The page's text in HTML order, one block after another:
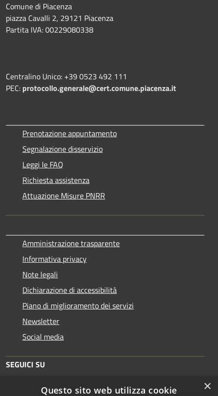
Comune di Piacenza
piazza Cavalli 2, 29121 Piacenza
Partita IVA: 00229080338
Centralino Unico: +39 0523 492 111
PEC: protocollo.generale@cert.comune.piacenza.it
Prenotazione appuntamento
Segnalazione disservizio
Leggi le FAQ
Richiesta assistenza
Attuazione Misure PNRR
Amministrazione trasparente
Informativa privacy
Note legali
Dichiarazione di accessibilità
Piano di miglioramento dei servizi
Newsletter
Social media
SEGUICI SU
×
Questo sito web utilizza cookie